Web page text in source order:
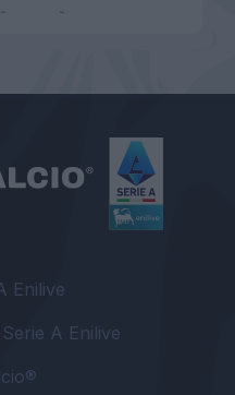
Enilive
A Enilive